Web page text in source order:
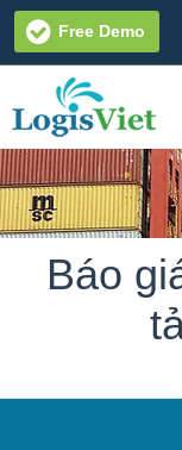
Free Demo
Báo